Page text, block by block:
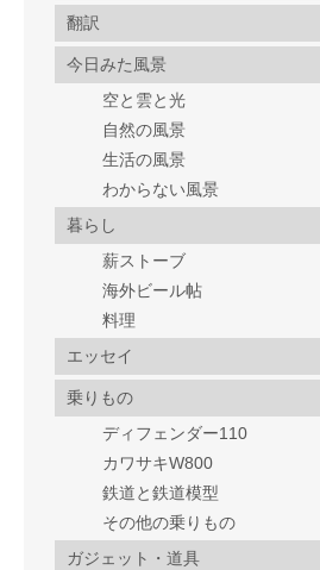
翻訳
今日みた風景
空と雲と光
自然の風景
生活の風景
わからない風景
暮らし
薪ストーブ
海外ビール帖
料理
エッセイ
乗りもの
ディフェンダー110
カワサキW800
鉄道と鉄道模型
その他の乗りもの
ガジェット・道具